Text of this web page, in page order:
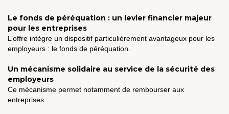
Le fonds de péréquation : un levier financier majeur
pour les entreprises
L’offre intègre un dispositif particulièrement avantageux pour les
employeurs : le fonds de péréquation.
Un mécanisme solidaire au service de la sécurité des
employeurs
Ce mécanisme permet notamment de rembourser aux
entreprises :